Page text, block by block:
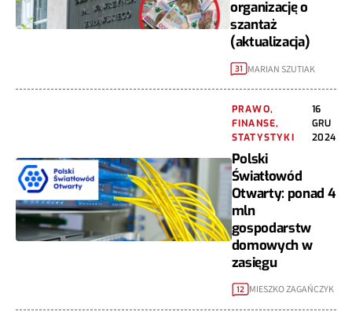
organizację o
szantaż
(aktualizacja)
31 MARIAN SZUTIAK
PRAWO,
FINANSE,
STATYSTYKI
16
GRU
2024
Polski
Światłowód
Otwarty: ponad 4
mln
gospodarstw
domowych w
zasięgu
12 MIESZKO ZAGAŃCZYK